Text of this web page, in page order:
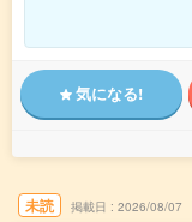
気になる!
未読 掲載日 2026/08/07